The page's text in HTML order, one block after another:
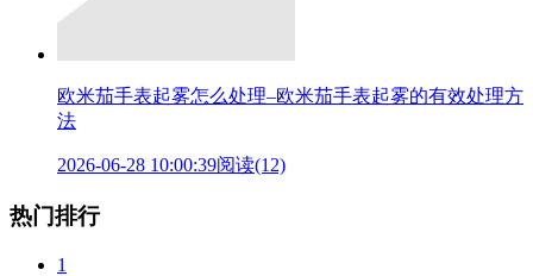
欧米茄手表起雾怎么处理–欧米茄手表起雾的有效处理方
法
2026-06-28 10:00:39阅读(12)
热门排行
1